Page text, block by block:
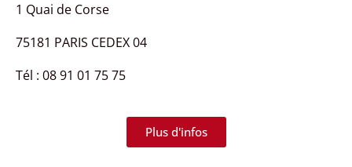
1 Quai de Corse
75181 PARIS CEDEX 04
Tél : 08 91 01 75 75
Plus d'infos